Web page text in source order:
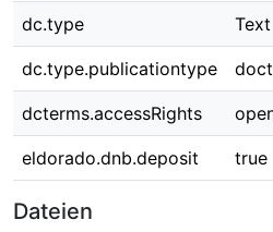
dc.type Text
dc.type.publicationtype
dcterms.accessRights
eldorado.dnb.deposit true
Dateien